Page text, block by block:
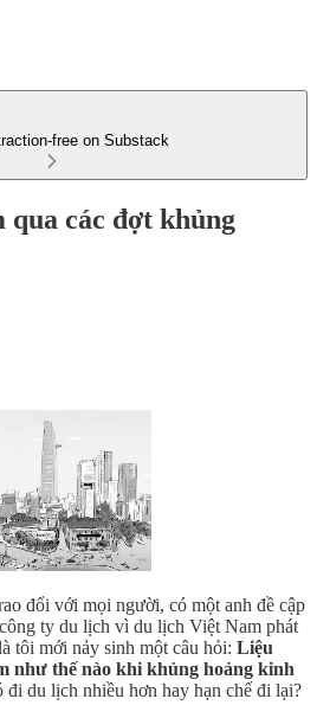
free on Substack
các đợt khủng
đổi với mọi người, có một anh đề cập
ty du lịch vì du lịch Việt Nam phát
tôi mới nảy sinh một câu hỏi: Liệu
như thế nào khi khủng hoảng kinh
đi du lịch nhiều hơn hay hạn chế đi lại?